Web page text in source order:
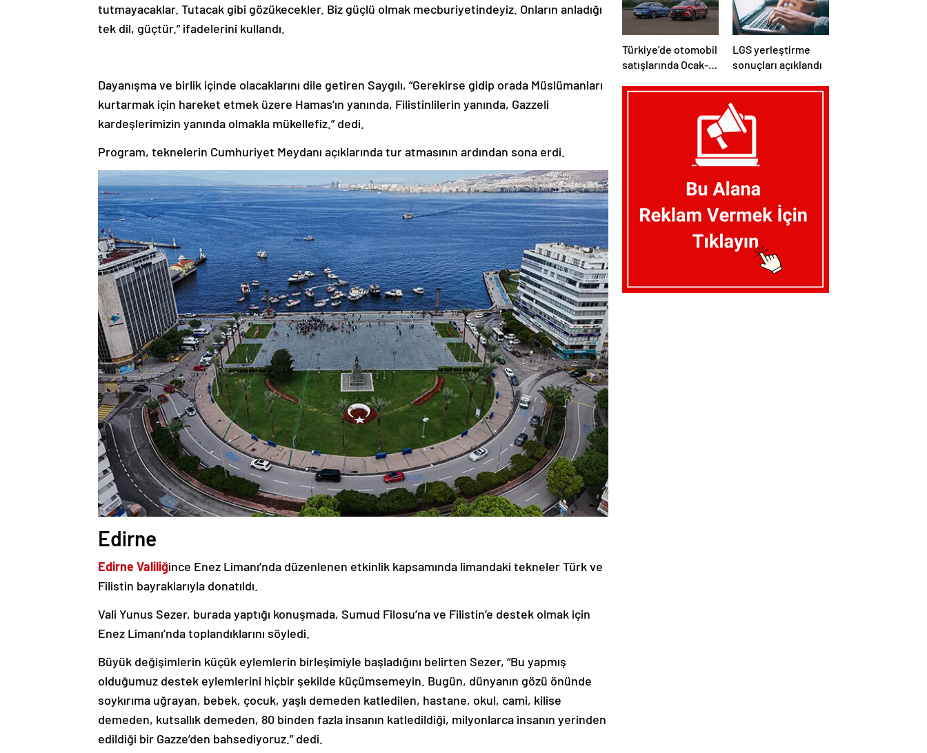
tutmayacaklar. Tutacak gibi gözükecekler. Biz güçlü olmak mecburiyetindeyiz. Onların anladığı
tek dil, güçtür.” ifadelerini kullandı.
Dayanışma ve birlik içinde olacaklarını dile getiren Saygılı, “Gerekirse gidip orada Müslümanları
kurtarmak için hareket etmek üzere Hamas’ın yanında, Filistinlilerin yanında, Gazzeli
kardeşlerimizin yanında olmakla mükellefiz.” dedi.
Program, teknelerin Cumhuriyet Meydanı açıklarında tur atmasının ardından sona erdi.
Edirne
Edirne Valiliğince Enez Limanı’nda düzenlenen etkinlik kapsamında limandaki tekneler Türk ve
Filistin bayraklarıyla donatıldı.
Vali Yunus Sezer, burada yaptığı konuşmada, Sumud Filosu’na ve Filistin’e destek olmak için
Enez Limanı’nda toplandıklarını söyledi.
Büyük değişimlerin küçük eylemlerin birleşimiyle başladığını belirten Sezer, “Bu yapmış
olduğumuz destek eylemlerini hiçbir şekilde küçümsemeyin. Bugün, dünyanın gözü önünde
soykırıma uğrayan, bebek, çocuk, yaşlı demeden katledilen, hastane, okul, cami, kilise
demeden, kutsallık demeden, 80 binden fazla insanın katledildiği, milyonlarca insanın yerinden
edildiği bir Gazze’den bahsediyoruz.” dedi.
Türkiye’de otomobil
satışlarında Ocak-
döneminde
LGS yerleştirme
sonuçları açıklandı